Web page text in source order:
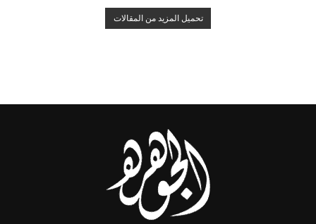
تحميل المزيد من المقالات